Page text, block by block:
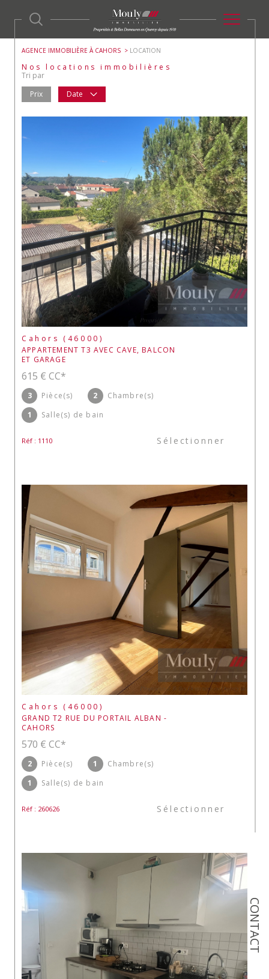
CONTACT
AGENCE IMMOBILIÈRE À CAHORS LOCATION
Nos locations immobilières
Tri par
Prix
Date
Cahors (46000)
APPARTEMENT T3 AVEC CAVE, BALCON
ET GARAGE
615 € CC*
3 Pièce(s) 2
Chambre(s)
1
Salle(s) de bain
Réf : 1110 Sélectionner
Cahors (46000)
GRAND T2 RUE DU PORTAIL ALBAN -
CAHORS
570 € CC*
2 Pièce(s) 1
Chambre(s)
1
Salle(s) de bain
Réf : 260626 Sélectionner